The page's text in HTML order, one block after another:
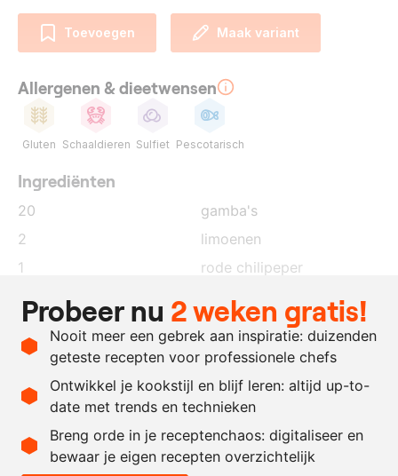
Toevoegen Maak variant
Allergenen & dieetwensen
Gluten Schaaldieren Sulfiet Pescotarisch
Ingrediënten
20
gamba's
2
limoenen
1
rode chilipeper
250
gram
kataifi
naar
zout
Recept omrekenen
- +
Probeer nu 2 weken gratis!
Nooit meer een gebrek aan inspiratie: duizenden
geteste recepten voor professionele chefs
Ontwikkel je kookstijl en blijf leren: altijd up-to-
date met trends en technieken
Breng orde in je receptenchaos: digitaliseer en
bewaar je eigen recepten overzichtelijk